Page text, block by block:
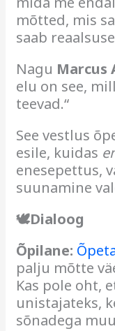
mõtted, mis
saab
Nagu Marcus
elu on see,
teevad.“
See vestlus
esile, kuidas
enesepettus,
suunamine
🕊Dialoog
Õpilane:
palju mõtte
Kas pole oht,
unistajateks,
sõnadega